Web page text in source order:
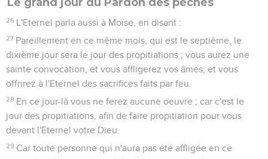
26 L'Eternel parla aussi à Moïse, en disant :
27 Pareillement en ce même mois, qui est le septième, le
dixième jour sera le jour des propitiations ; vous aurez une
sainte convocation, et vous affligerez vos âmes, et vous
offrirez à l'Eternel des sacrifices faits par feu.
28 En ce jour-là vous ne ferez aucune oeuvre ; car c'est le
jour des propitiations, afin de faire propitiation pour vous
devant l'Eternel votre Dieu.
29 Car toute personne qui n'aura pas été affligée en ce